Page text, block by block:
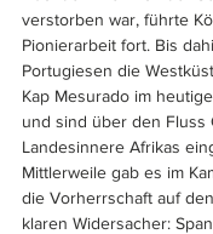
verstorben war, führte
Pionierarbeit fort. Bis
Portugiesen die
Kap Mesurado im
und sind über den Fluss
Landesinnere Afrikas
Mittlerweile gab es im
die Vorherrschaft auf
klaren Widersacher: